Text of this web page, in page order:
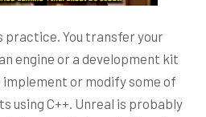
practice. You transfer your
engine or a development kit
or modify some of
using C++. Unreal is probably